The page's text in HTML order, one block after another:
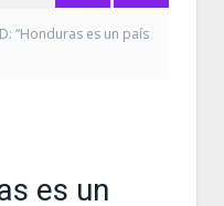
“Honduras es un país
es un